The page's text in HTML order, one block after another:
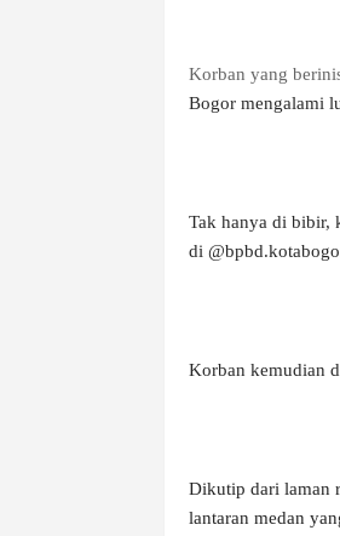
Korban yang
Bogor mengalami
Tak hanya di bibir,
di
Korban kemudian
Dikutip dari laman
lantaran medan